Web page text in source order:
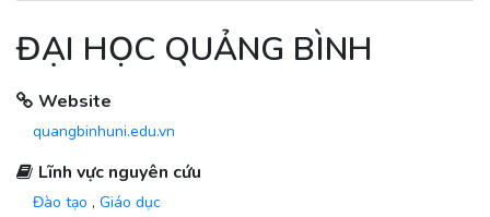
ĐẠI HỌC QUẢNG BÌNH
Website
quangbinhuni.edu.vn
Lĩnh vực nguyên cứu
Đào tạo , Giáo dục